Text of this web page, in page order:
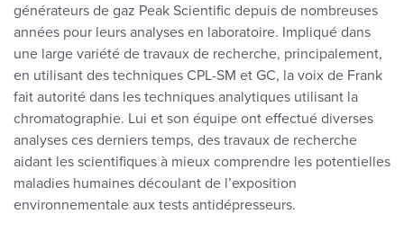
générateurs de gaz Peak Scientific depuis de nombreuses
années pour leurs analyses en laboratoire. Impliqué dans
une large variété de travaux de recherche, principalement,
en utilisant des techniques CPL-SM et GC, la voix de Frank
fait autorité dans les techniques analytiques utilisant la
chromatographie. Lui et son équipe ont effectué diverses
analyses ces derniers temps, des travaux de recherche
aidant les scientifiques à mieux comprendre les potentielles
maladies humaines découlant de l’exposition
environnementale aux tests antidépresseurs.